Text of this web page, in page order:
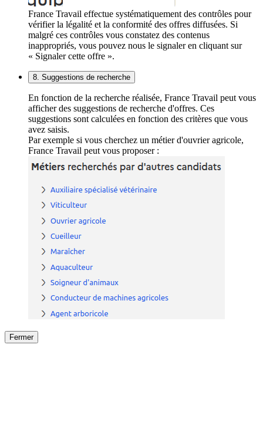
France Travail effectue systématiquement des contrôles pour
vérifier la légalité et la conformité des offres diffusées. Si
malgré ces contrôles vous constatez des contenus
inappropriés, vous pouvez nous le signaler en cliquant sur
« Signaler cette offre ».
8. Suggestions de recherche
En fonction de la recherche réalisée, France Travail peut vous
afficher des suggestions de recherche d'offres. Ces
suggestions sont calculées en fonction des critères que vous
avez saisis.
Par exemple si vous cherchez un métier d'ouvrier agricole,
France Travail peut vous proposer :
Fermer